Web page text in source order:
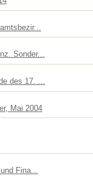
Sonder...
des 17. ...
Mai 2004
Fina...